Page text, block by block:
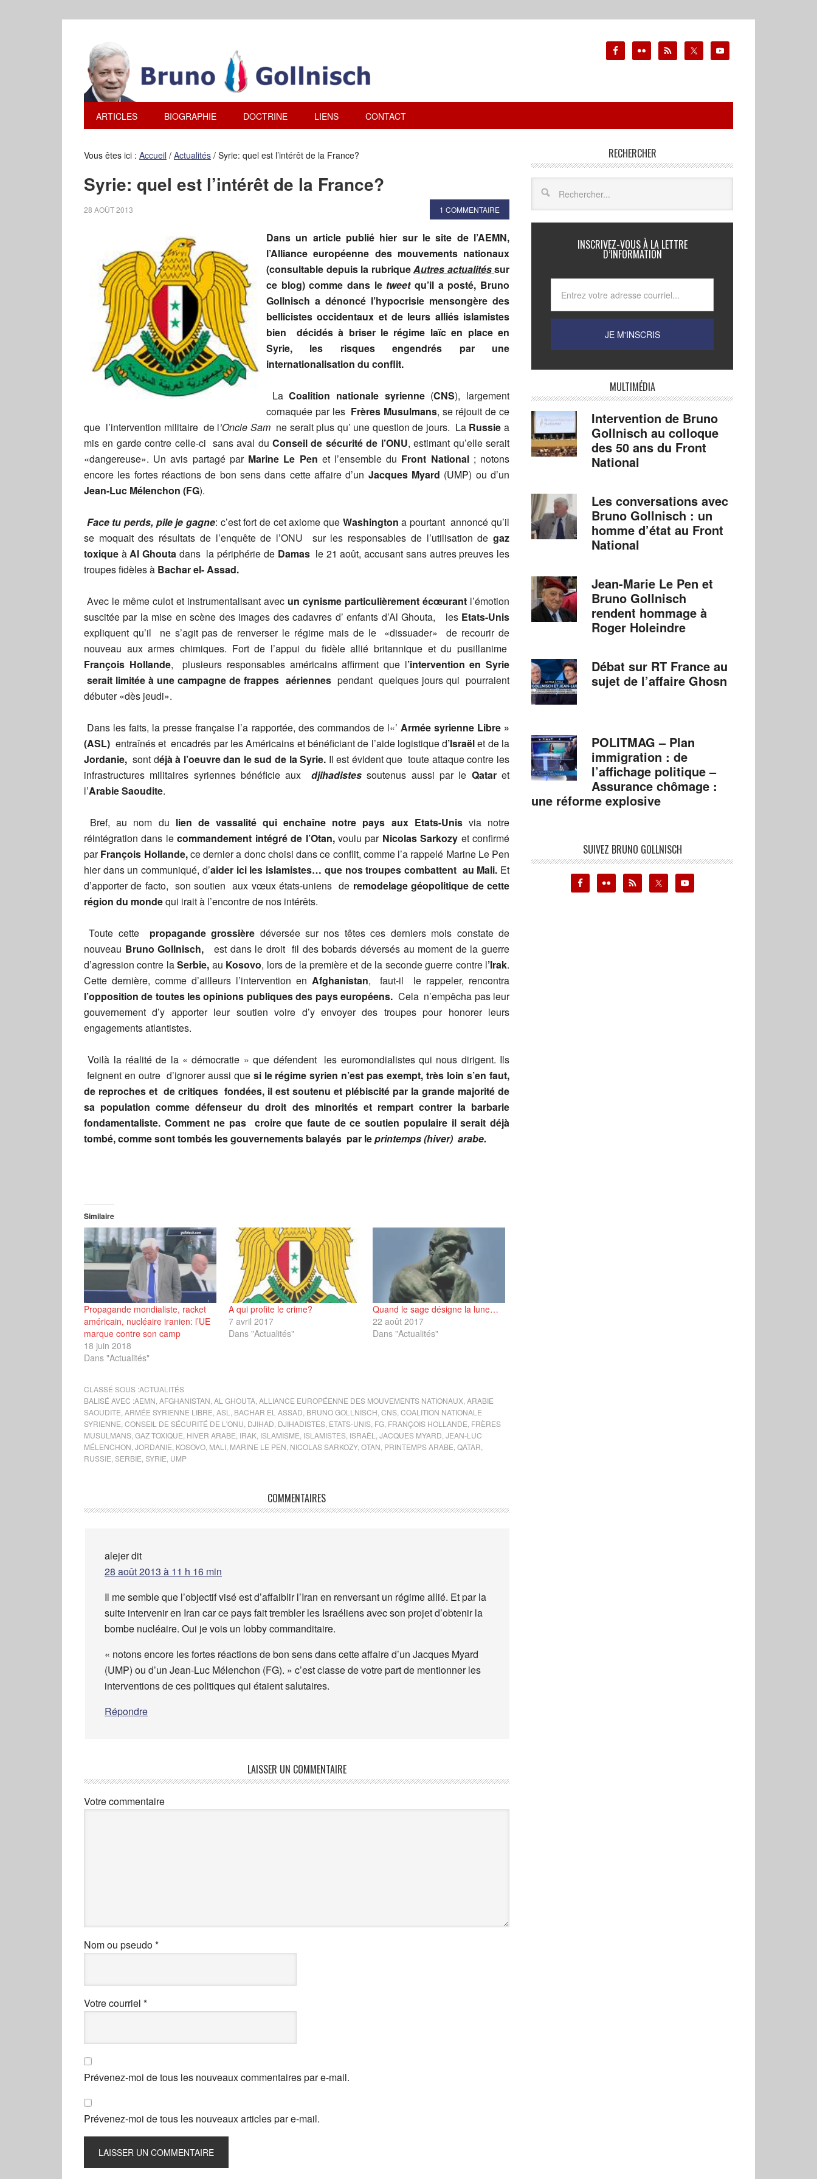
ARTICLES BIOGRAPHIE DOCTRINE LIENS CONTACT
Vous êtes ici : Accueil / Actualités / Syrie: quel est l’intérêt de la France?
Syrie: quel est l’intérêt de la France?
28 AOÛT 2013 1 COMMENTAIRE
Dans un article publié hier sur le site de l’AEMN,
l’Alliance européenne des mouvements nationaux
(consultable depuis la rubriqueAutres actualitéssur
ce blog) comme dans le tweetqu’il a posté, Bruno
Gollnisch a dénoncé l’hypocrisie mensongère des
bellicistes occidentaux et de leurs alliés islamistes
bien décidés à briser le régime laïc en place en
Syrie, les risques engendrés par une
internationalisation du conflit.
LaCoalition nationale syrienne(CNS), largement
cornaquée par les Frères Musulmans, se réjouit de ce
que l’intervention militaire de l’Oncle Samne serait plus qu’ une question de jours. La Russie a
mis en garde contre celle-ci sans aval du Conseil de sécurité de l’ONU, estimant qu’elle serait
«dangereuse». Un avis partagé par Marine Le Pen et l’ensemble du Front National; notons
encore les fortes réactions de bon sens dans cette affaire d’un Jacques Myard (UMP) ou d’un
Jean-Luc Mélenchon (FG).
Face tu perds, pile je gagne: c’est fort de cet axiome que Washington a pourtant annoncé qu’il
se moquait des résultats de l’enquête de l’ONU sur les responsables de l’utilisation de gaz
toxique àAl Ghouta dans la périphérie de Damas le 21 août, accusant sans autres preuves les
troupes fidèles à Bachar el- Assad.
Avec le même culot et instrumentalisant avec un cynisme particulièrement écœurant l’émotion
suscitée par la mise en scène des images des cadavres d’ enfants d’Al Ghouta, les Etats-Unis
expliquent qu’il ne s’agit pas de renverser le régime mais de le «dissuader» de recourir de
nouveau aux armes chimiques. Fort de l’appui du fidèle allié britannique et du pusillanime
François Hollande, plusieurs responsables américains affirment que l’intervention en Syrie
serait limitée à une campagne de frappes aériennespendant quelques jours qui pourraient
débuter «dès jeudi».
Dans les faits, la presse française l’a rapportée, des commandos de l«’ Armée syrienne Libre »
(ASL) entraînés et encadrés par les Américains et bénéficiant de l’aide logistique d’Israëlet de la
Jordanie, sont déjà à l’oeuvre dan le sud de la Syrie. Il est évident que toute attaque contre les
infrastructures militaires syriennes bénéficie aux djihadistes soutenus aussi par le Qataret
l’Arabie Saoudite.
Bref, au nom du lien de vassalité qui enchaîne notre pays aux Etats-Unisvia notre
réintégration dans lecommandement intégré de l’Otan,voulu par Nicolas Sarkozy et confirmé
parFrançois Hollande,ce dernier a donc choisi dans ce conflit, comme l’a rappelé Marine Le Pen
hier dans un communiqué, d’aider ici les islamistes… que nos troupes combattent au Mali. Et
d’apporter de facto, son soutien aux vœux états-uniens de remodelage géopolitique de cette
région du mondequi irait à l’encontre de nos intérêts.
Toute cette propagande grossière déversée sur nos têtes ces derniers mois constate de
nouveau Bruno Gollnisch, est dans le droit fil des bobards déversés au moment de la guerre
d’agression contre laSerbie, au Kosovo, lors de la première et de la seconde guerre contre l’Irak.
Cette dernière, comme d’ailleurs l’intervention en Afghanistan, faut-il le rappeler, rencontra
l’opposition de toutes les opinions publiques des pays européens.Cela n’empêcha pas leur
gouvernement d’y apporter leur soutien voire d’y envoyer des troupes pour honorer leurs
engagements atlantistes.
Voilà la réalité de la « démocratie » que défendent les euromondialistes qui nous dirigent. Ils
feignent en outre d’ignorer aussi que si le régime syrien n’est pas exempt, très loin s’en faut,
de reproches et de critiques fondées, il est soutenu et plébiscité par la grande majorité de
sa population comme défenseur du droit des minorités et rempart contrer la barbarie
fondamentaliste. Comment ne pas croire que faute de ce soutien populaire il serait déjà
tombé, comme sont tombés les gouvernements balayés par leprintemps (hiver) arabe.
Similaire
Propagande mondialiste, racket
américain, nucléaire iranien: l’UE
marque contre son camp
18 juin 2018
Dans "Actualités"
A qui profite le crime?
7 avril 2017
Dans "Actualités"
Quand le sage désigne la lune…
22 août 2017
Dans "Actualités"
CLASSÉ SOUS :ACTUALITÉS
BALISÉ AVEC :AEMN AFGHANISTAN AL GHOUTA ALLIANCE EUROPÉENNE DES MOUVEMENTS NATIONAUX ARABIE
SAOUDITE ARMÉE SYRIENNE LIBRE ASL BACHAR EL ASSAD BRUNO GOLLNISCH CNS COALITION NATIONALE
SYRIENNE CONSEIL DE SÉCURITÉ DE L'ONU DJIHAD DJIHADISTES ETATS-UNIS FG FRANÇOIS HOLLANDE FRÈRES
MUSULMANS GAZ TOXIQUE HIVER ARABE IRAK ISLAMISME ISLAMISTES ISRAËL JACQUES MYARD JEAN-LUC
MÉLENCHON JORDANIE KOSOVO MALI MARINE LE PEN NICOLAS SARKOZY, OTAN PRINTEMPS ARABE QATAR
RUSSIE SERBIE SYRIE UMP
COMMENTAIRES
alejerdit
28 août 2013 à 11 h 16 min
Il me semble que l’objectif visé est d’affaiblir l’Iran en renversant un régime allié. Et par la
suite intervenir en Iran car ce pays fait trembler les Israéliens avec son projet d’obtenir la
bombe nucléaire. Oui je vois un lobby commanditaire.
« notons encore les fortes réactions de bon sens dans cette affaire d’un Jacques Myard
(UMP) ou d’un Jean-Luc Mélenchon (FG). » c’est classe de votre part de mentionner les
interventions de ces politiques qui étaient salutaires.
Répondre
LAISSER UN COMMENTAIRE
Votre commentaire
Nom ou pseudo*
Votre courriel *
Prévenez-moi de tous les nouveaux commentaires par e-mail.
Prévenez-moi de tous les nouveaux articles par e-mail.
RECHERCHER
INSCRIVEZ-VOUS À LA LETTRE
D’INFORMATION
MULTIMÉDIA
Intervention de Bruno
Gollnisch au colloque
des 50 ans du Front
National
Les conversations avec
Bruno Gollnisch : un
homme d’état au Front
National
Jean-Marie Le Pen et
Bruno Gollnisch
rendent hommage à
Roger Holeindre
Débat sur RT France au
sujet de l’affaire Ghosn
POLITMAG – Plan
immigration : de
l’affichage politique –
Assurance chômage :
une réforme explosive
SUIVEZ BRUNO GOLLNISCH